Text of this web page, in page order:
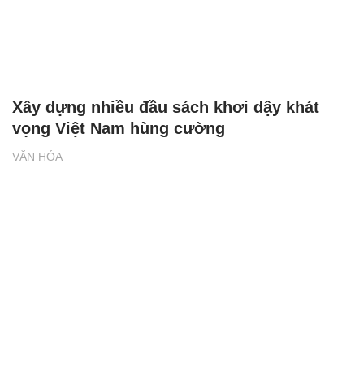
VĂN HÓA
Xây dựng nhiều đầu sách khơi dậy khát
vọng Việt Nam hùng cường